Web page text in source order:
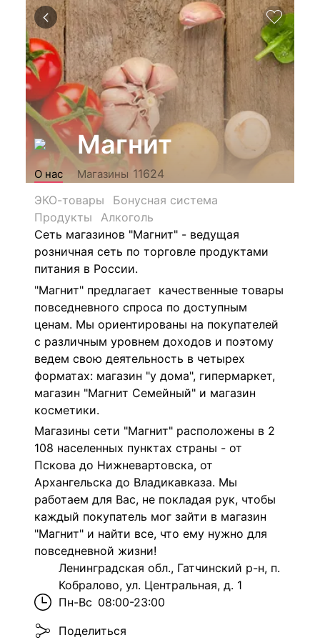
Магнит
О нас Магазины 11624
ЭКО-товары
Бонусная система
Продукты
Алкоголь
Сеть магазинов "Магнит" - ведущая
розничная сеть по торговле продуктами
питания в России.
"Магнит" предлагает качественные товары
повседневного спроса по доступным
ценам. Мы ориентированы на покупателей
с различным уровнем доходов и поэтому
ведем свою деятельность в четырех
форматах: магазин "у дома", гипермаркет,
магазин "Магнит Семейный" и магазин
косметики.
Магазины сети "Магнит" расположены в 2
108 населенных пунктах страны - от
Пскова до Нижневартовска, от
Архангельска до Владикавказа. Мы
работаем для Вас, не покладая рук, чтобы
каждый покупатель мог зайти в магазин
"Магнит" и найти все, что ему нужно для
повседневной жизни!
Ленинградская обл., Гатчинский р-н, п.
Кобралово, ул. Центральная, д. 1
Пн-Вс 08:00-23:00
Поделиться